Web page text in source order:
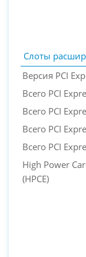
Слоты
Версия PCI
Всего PCI
Всего PCI
Всего PCI
Всего PCI
High Power
(HPCE)